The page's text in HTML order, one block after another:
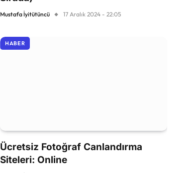
Mustafa İyitütüncü 17 Aralık 2024 - 22:05
HABER
Ücretsiz Fotoğraf Canlandırma
Siteleri: Online